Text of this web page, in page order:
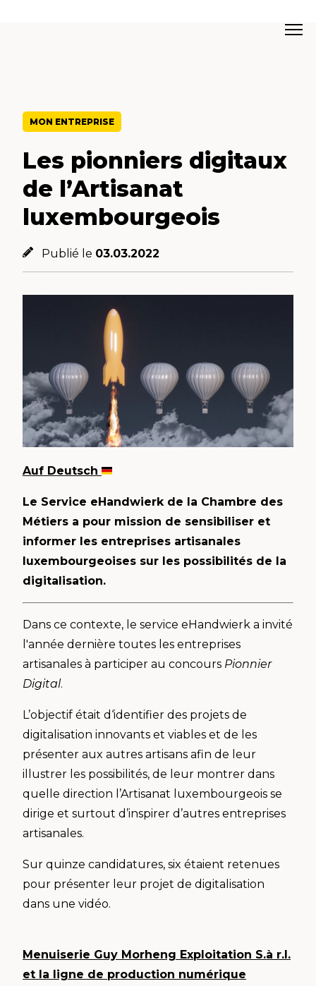
MON ENTREPRISE
Les pionniers digitaux
de l’Artisanat
luxembourgeois
Publié le 03.03.2022
Auf Deutsch
Le Service eHandwierk de la Chambre des
Métiers a pour mission de sensibiliser et
informer les entreprises artisanales
luxembourgeoises sur les possibilités de la
digitalisation.
Dans ce contexte, le service eHandwierk a invité
l'année dernière toutes les entreprises
artisanales à participer au concours Pionnier
Digital.
L’objectif était d‘identifier des projets de
digitalisation innovants et viables et de les
présenter aux autres artisans afin de leur
illustrer les possibilités, de leur montrer dans
quelle direction l’Artisanat luxembourgeois se
dirige et surtout d’inspirer d’autres entreprises
artisanales.
Sur quinze candidatures, six étaient retenues
pour présenter leur projet de digitalisation
dans une vidéo.
Menuiserie Guy Morheng Exploitation S.à r.l.
et la ligne de production numérique